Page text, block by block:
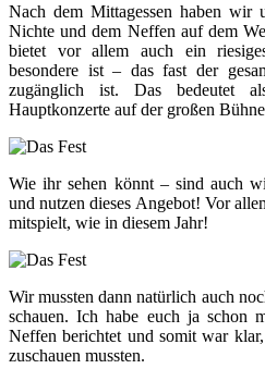
Nach dem Mittagessen haben wir
Nichte und dem Neffen auf dem
bietet vor allem auch ein
besondere ist – das fast der
zugänglich ist. Das bedeutet
Hauptkonzerte auf der großen
Wie ihr sehen könnt – sind auch
und nutzen dieses Angebot! Vor
mitspielt, wie in diesem Jahr!
Wir mussten dann natürlich auch
schauen. Ich habe euch ja schon
Neffen berichtet und somit war
zuschauen mussten.